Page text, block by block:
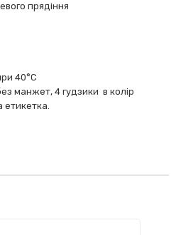
прядіння
40°C
манжет, 4 гудзики в колір
етикетка.